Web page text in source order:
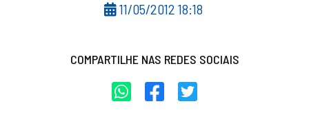
11/05/2012 18:18
COMPARTILHE NAS REDES SOCIAIS